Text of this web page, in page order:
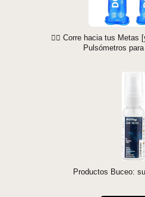
🏃‍♂️ Corre hacia tus Metas
Pulsómetros
Productos Buceo: